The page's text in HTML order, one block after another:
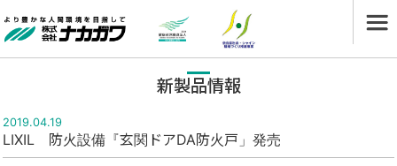
新製品情報
2019.04.19
LIXIL 防火設備『玄関ドアDA防火戸」発売